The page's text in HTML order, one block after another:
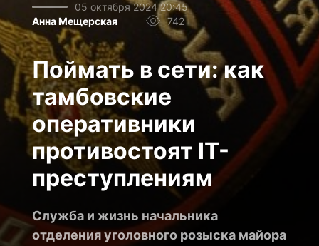
05 октября 2024 20:45
Анна Мещерская
742
Поймать в сети: как
тамбовские
оперативники
противостоят IT-
преступлениям
Служба и жизнь начальника
отделения уголовного розыска майора